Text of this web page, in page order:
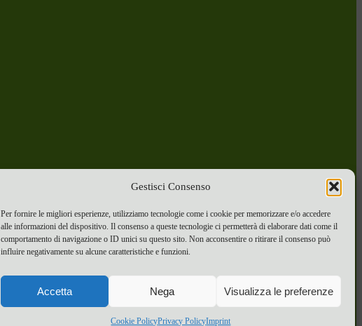
Gestisci Consenso
Per fornire le migliori esperienze, utilizziamo tecnologie come i cookie per memorizzare e/o accedere
alle informazioni del dispositivo. Il consenso a queste tecnologie ci permetterà di elaborare dati come il
comportamento di navigazione o ID unici su questo sito. Non acconsentire o ritirare il consenso può
influire negativamente su alcune caratteristiche e funzioni.
Accetta Nega Visualizza le preferenze
Cookie PolicyPrivacy PolicyImprint